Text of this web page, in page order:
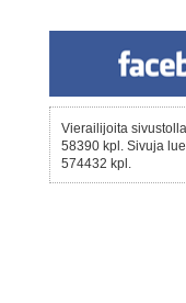
Vierailijoita
58390 kpl. Sivuja
574432 kpl.